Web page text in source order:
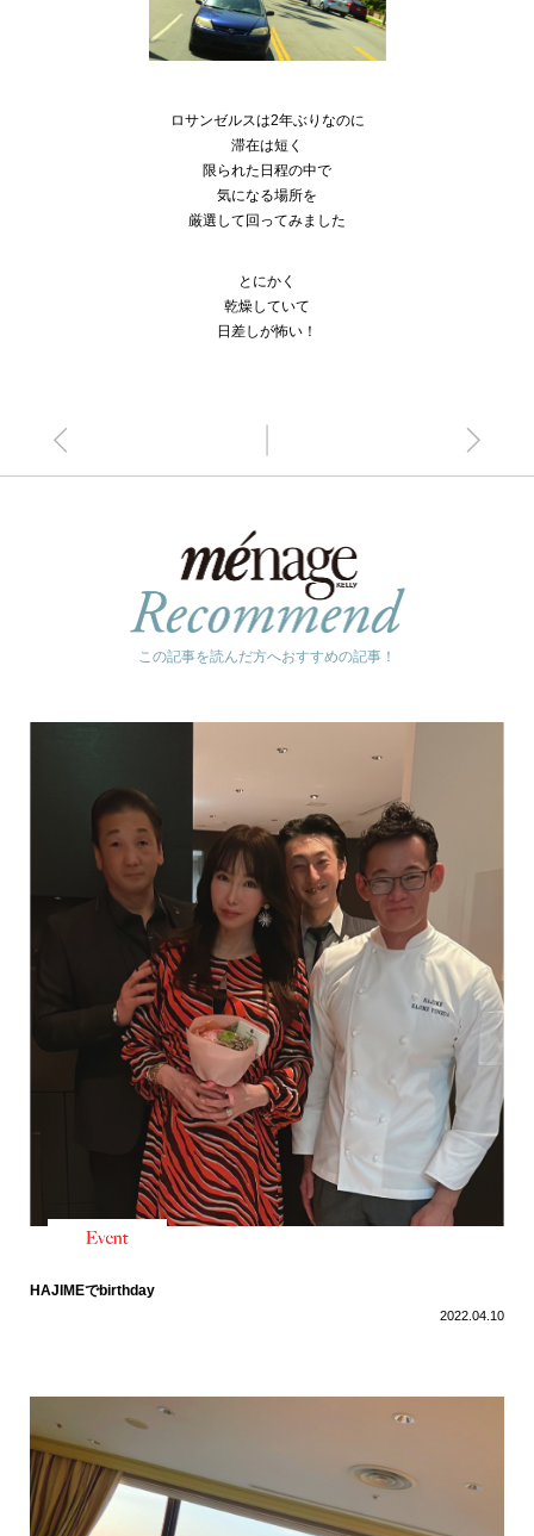
ロサンゼルスは2年ぶりなのに
滞在は短く
限られた日程の中で
気になる場所を
厳選して回ってみました
とにかく
乾燥していて
日差しが怖い！
この記事を読んだ方へおすすめの記事！
HAJIMEでbirthday
2022.04.10